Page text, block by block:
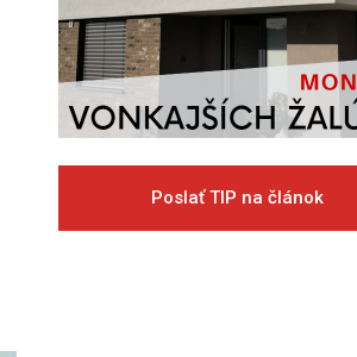
Poslať TIP na článok